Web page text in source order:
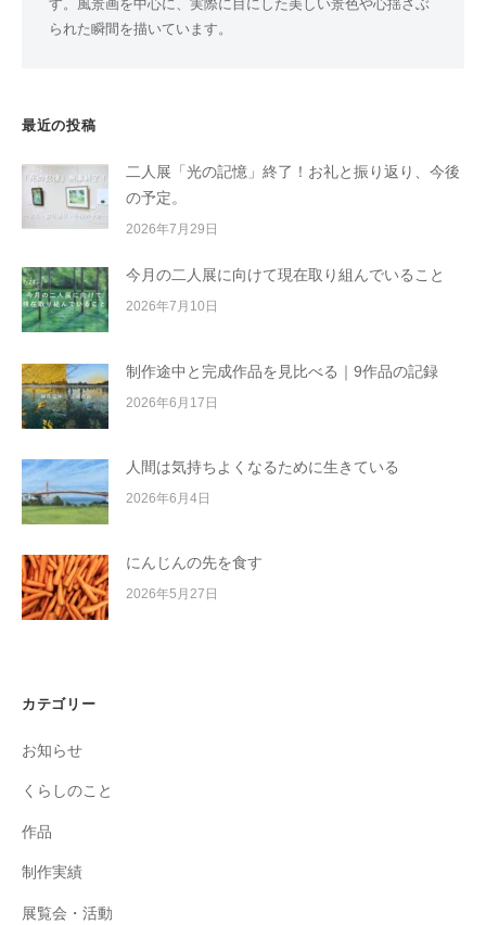
す。風景画を中心に、実際に目にした美しい景色や心揺さぶ
られた瞬間を描いています。
最近の投稿
二人展「光の記憶」終了！お礼と振り返り、今後
の予定。
2026年7月29日
今月の二人展に向けて現在取り組んでいること
2026年7月10日
制作途中と完成作品を見比べる｜9作品の記録
2026年6月17日
人間は気持ちよくなるために生きている
2026年6月4日
にんじんの先を食す
2026年5月27日
カテゴリー
お知らせ
くらしのこと
作品
制作実績
展覧会・活動